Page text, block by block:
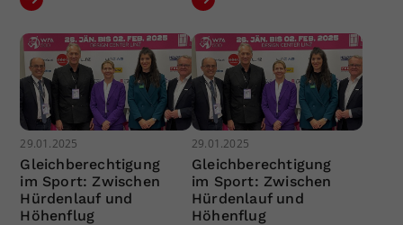
29.01.2025
Gleichberechtigung
im Sport: Zwischen
Hürdenlauf und
Höhenflug
29.01.2025
Gleichberechtigung
im Sport: Zwischen
Hürdenlauf und
Höhenflug